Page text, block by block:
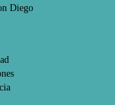
Diego